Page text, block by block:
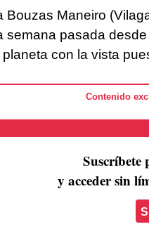
Bouzas Maneiro
semana pasada
con la vista
Contenido
Suscríbete
y acceder sin